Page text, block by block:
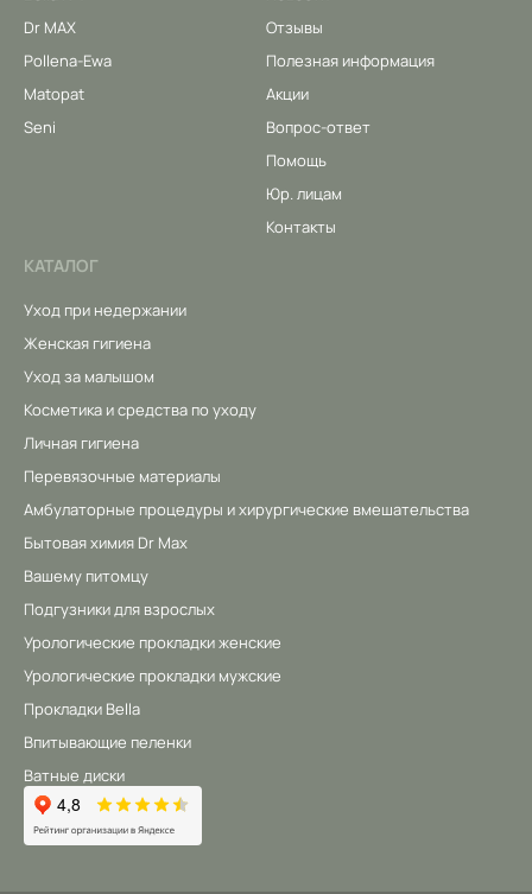
Dr MAX
Pollena-Ewa
Matopat
Seni
Отзывы
Полезная информация
Акции
Вопрос-ответ
Помощь
Юр. лицам
Контакты
КАТАЛОГ
Уход при недержании
Женская гигиена
Уход за малышом
Косметика и средства по уходу
Личная гигиена
Перевязочные материалы
Амбулаторные процедуры и хирургические вмешательства
Бытовая химия Dr Max
Вашему питомцу
Подгузники для взрослых
Урологические прокладки женские
Урологические прокладки мужские
Прокладки Bella
Впитывающие пеленки
Ватные диски